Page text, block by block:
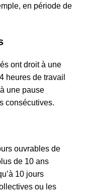
en période de
ont droit à une
heures de travail
une pause
consécutives.
ouvrables de
de 10 ans
10 jours
ou les